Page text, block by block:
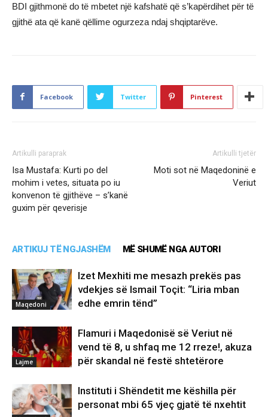
BDI gjithmonë do të mbetet një kafshatë që s’kapërdihet për të
gjithë ata që kanë qëllime ogurzeza ndaj shqiptarëve.
Facebook Twitter Pinterest
Artikulli paraprak
Isa Mustafa: Kurti po del
mohim i vetes, situata po iu
konvenon të gjithëve – s’kanë
guxim për qeverisje
Artikulli tjetër
Moti sot në Maqedoninë e
Veriut
ARTIKUJ TË NGJASHËM MË SHUMË NGA AUTORI
Maqedoni
Izet Mexhiti me mesazh prekës pas
vdekjes së Ismail Toçit: “Liria mban
edhe emrin tënd”
Lajme
Flamuri i Maqedonisë së Veriut në
vend të 8, u shfaq me 12 rreze!, akuza
për skandal në festë shtetërore
Instituti i Shëndetit me këshilla për
personat mbi 65 vjeç gjatë të nxehtit